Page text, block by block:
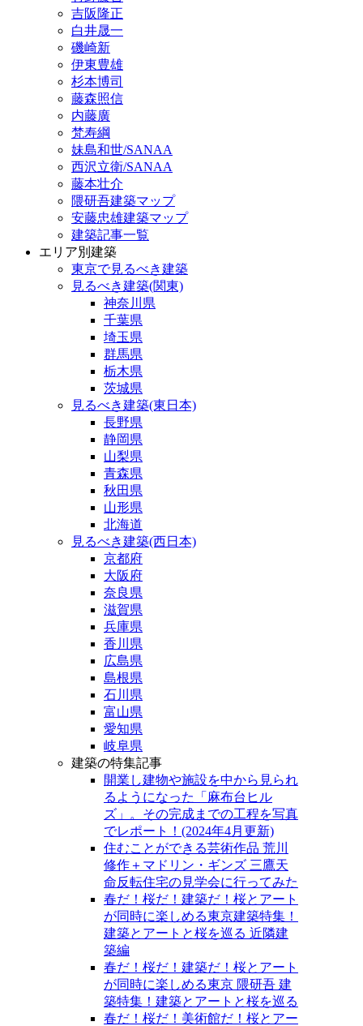
吉阪隆正
白井晟一
磯崎新
伊東豊雄
杉本博司
藤森照信
内藤廣
梵寿綱
妹島和世/SANAA
西沢立衛/SANAA
藤本壮介
隈研吾建築マップ
安藤忠雄建築マップ
建築記事一覧
エリア別建築
東京で見るべき建築
見るべき建築(関東)
神奈川県
千葉県
埼玉県
群馬県
栃木県
茨城県
見るべき建築(東日本)
長野県
静岡県
山梨県
青森県
秋田県
山形県
北海道
見るべき建築(西日本)
京都府
大阪府
奈良県
滋賀県
兵庫県
香川県
広島県
島根県
石川県
富山県
愛知県
岐阜県
建築の特集記事
開業し建物や施設を中から見られ
るようになった「麻布台ヒル
ズ」。その完成までの工程を写真
でレポート！(2024年4月更新)
住むことができる芸術作品 荒川
修作＋マドリン・ギンズ 三鷹天
命反転住宅の見学会に行ってみた
春だ！桜だ！建築だ！桜とアート
が同時に楽しめる東京建築特集！
建築とアートと桜を巡る 近隣建
築編
春だ！桜だ！建築だ！桜とアート
が同時に楽しめる東京 隈研吾 建
築特集！建築とアートと桜を巡る
春だ！桜だ！美術館だ！桜とアー